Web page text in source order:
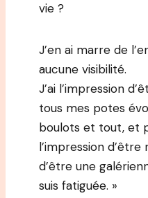
vie ?
J’en ai marre de
aucune visibilité.
J’ai l’impression
tous mes potes
boulots et tout, et
l’impression d’être
d’être une
suis fatiguée. »